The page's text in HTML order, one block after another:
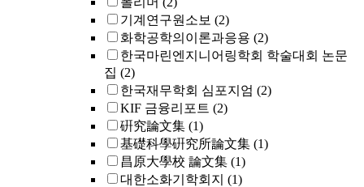
기계연구원소보 (2)
화학공학의이론과응용 (2)
한국마린엔지니어링학회 학술대회 논문
집 (2)
한국재무학회 심포지엄 (2)
KIF 금융리포트 (2)
硏究論文集 (1)
基礎科學硏究所論文集 (1)
昌原大學校 論文集 (1)
대한소화기학회지 (1)